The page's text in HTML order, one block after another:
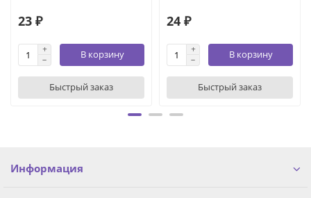
23 ₽
В корзину
Быстрый заказ
24 ₽
В корзину
Быстрый заказ
Информация